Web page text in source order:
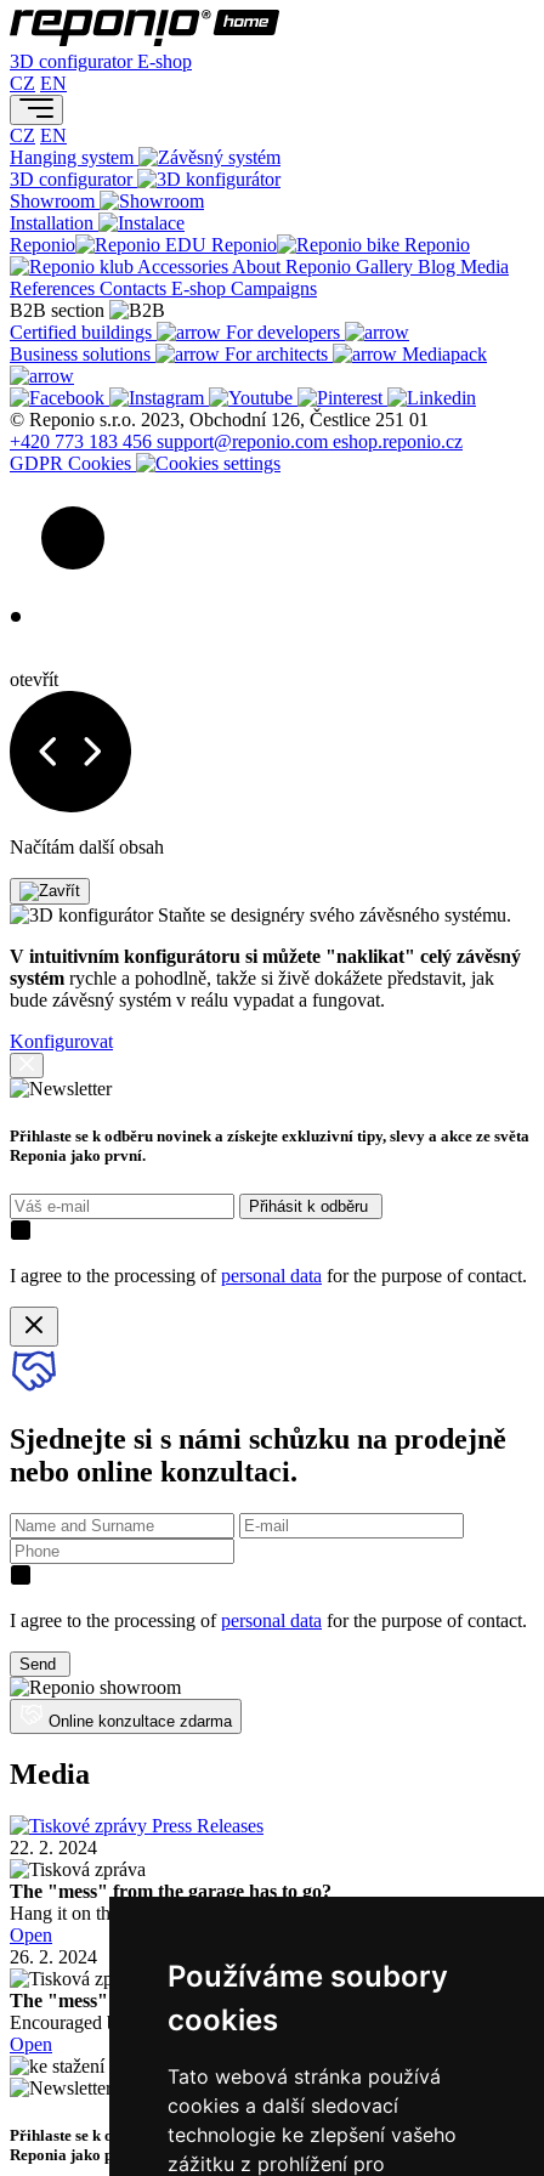
Používáme soubory
cookies
Tato webová stránka používá
cookies a další sledovací
technologie ke zlepšení vašeho
zážitku z prohlížení pro
3D configuratorE-shop
CZ EN
CZ EN
Hanging system
3D configurator
Showroom
Installation
Reponio
Reponio
Reponio
Accessories About Reponio Gallery Blog Media
References Contacts E-shop Campaigns
B2B section
Certified buildings
For developers
Business solutions
For architects Mediapack
© Reponio s.r.o. 2023, Obchodní 126, Čestlice 251 01
+420 773 183 456 support@reponio.com eshop.reponio.cz
GDPR Cookies
otevřít
Načítám další obsah
Staňte se designéry svého závěsného systému.
V intuitivním konfigurátoru si můžete "naklikat" celý závěsný
systém rychle a pohodlně, takže si živě dokážete představit, jak
bude závěsný systém v reálu vypadat a fungovat.
Konfigurovat
Přihlaste se k odběru novinek a získejte exkluzivní tipy, slevy a akce ze světa
Reponia jako první.
Přihásit k odběru
I agree to the processing ofpersonal data for the purpose of contact.
Sjednejte si s námi schůzku na prodejně
nebo online konzultaci.
I agree to the processing ofpersonal data for the purpose of contact.
Send
Online konzultace zdarma
Media
Press Releases
22. 2. 2024
The "mess" from the garage has to go?
Hang it on the walls, you'll get both clarity and space.
Open
26. 2. 2024
The "mess" from the garage must go!
Encouraged by the Jiný Gang spot directed by Vojta Kotek.
Open
files for download
Přihlaste se k odběru novinek a získejte exkluzivní tipy, slevy a akce ze světa
Reponia jako první.